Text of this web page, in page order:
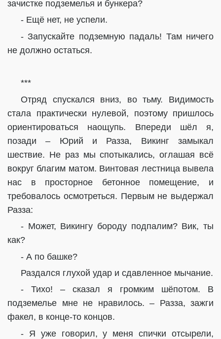
зачистке подземелья и бункера?
- Ещё нет, не успели.
- Запускайте подземную падаль! Там ничего
не должно остаться.
***
Отряд спускался вниз, во тьму. Видимость
стала практически нулевой, поэтому пришлось
ориентироваться наощупь. Впереди шёл я,
позади – Юрий и Разза, Викинг замыкал
шествие. Не раз мы спотыкались, оглашая всё
вокруг благим матом. Винтовая лестница вывела
нас в просторное бетонное помещение, и
требовалось осмотреться. Первым не выдержал
Разза:
- Может, Викингу бороду подпалим? Вик, ты
как?
- А по башке?
Раздался глухой удар и сдавленное мычание.
- Тихо! – сказал я громким шёпотом. В
подземелье мне не нравилось. – Разза, зажги
факел, в конце-то концов.
- Я уже говорил, у меня спички отсырели,